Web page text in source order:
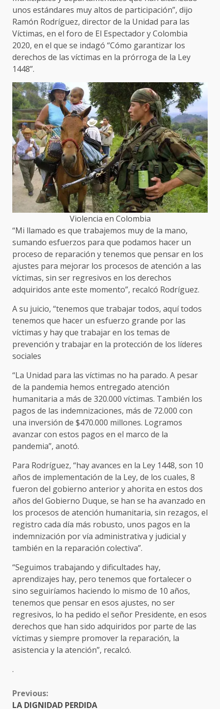
unos estándares muy altos de participación”, dijo
Ramón Rodríguez, director de la Unidad para las
Víctimas, en el foro de El Espectador y Colombia
2020, en el que se indagó “Cómo garantizar los
derechos de las víctimas en la prórroga de la Ley
1448”.
Violencia en Colombia
“Mi llamado es que trabajemos muy de la mano,
sumando esfuerzos para que podamos hacer un
proceso de reparación y tenemos que pensar en los
ajustes para mejorar los procesos de atención a las
víctimas, sin ser regresivos en los derechos
adquiridos ante este momento”, recalcó Rodríguez.
A su juicio, “tenemos que trabajar todos, aquí todos
tenemos que hacer un esfuerzo grande por las
víctimas y hay que trabajar en los temas de
prevención y trabajar en la protección de los líderes
sociales
“La Unidad para las víctimas no ha parado. A pesar
de la pandemia hemos entregado atención
humanitaria a más de 320.000 víctimas. También los
pagos de las indemnizaciones, más de 72.000 con
una inversión de $470.000 millones. Logramos
avanzar con estos pagos en el marco de la
pandemia”, anotó.
Para Rodríguez, “hay avances en la Ley 1448, son 10
años de implementación de la Ley, de los cuales, 8
fueron del gobierno anterior y ahorita en estos dos
años del Gobierno Duque, se han se ha avanzado en
los procesos de atención humanitaria, sin rezagos, el
registro cada día más robusto, unos pagos en la
indemnización por vía administrativa y judicial y
también en la reparación colectiva”.
“Seguimos trabajando y dificultades hay,
aprendizajes hay, pero tenemos que fortalecer o
sino seguiríamos haciendo lo mismo de 10 años,
tenemos que pensar en esos ajustes, no ser
regresivos, lo ha pedido el señor Presidente, en esos
derechos que han sido adquiridos por parte de las
víctimas y siempre promover la reparación, la
asistencia y la atención”, recalcó.
.
CONTINUE
READING
Previous:
LA DIGNIDAD PERDIDA